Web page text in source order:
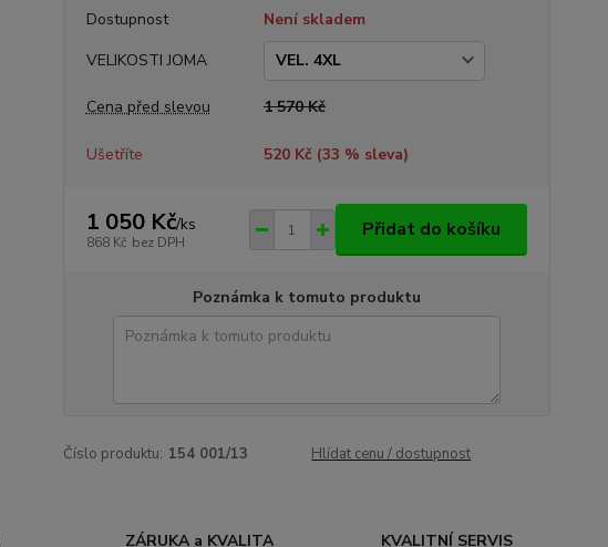
Dostupnost
Není skladem
VELIKOSTI JOMA
Cena před slevou 1 570 Kč
Ušetříte 520 Kč (33 % sleva)
1 050 Kč/ks
868 Kč bez DPH
Přidat do košíku
Poznámka k tomuto produktu
Číslo produktu: 154 001/13 Hlídat cenu / dostupnost
ZÁRUKA a KVALITA
KVALITNÍ SERVIS